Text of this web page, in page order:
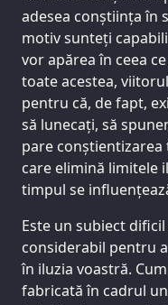
adesea conștiința în
motiv sunteți
vor apărea în ceea
toate acestea,
pentru că, de fapt,
să lunecați, să
pare
care elimină limitele
timpul se
Este un subiect
considerabil pentru
în iluzia voastră.
fabricată în cadrul